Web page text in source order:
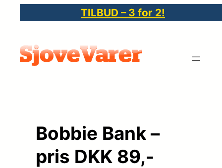
indhold
TILBUD – 3 for 2!
Bobbie Bank –
pris DKK 89,-